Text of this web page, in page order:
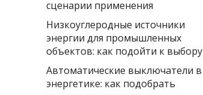
сценарии применения
Низкоуглеродные источники
энергии для промышленных
объектов: как подойти к выбору
Автоматические выключатели в
энергетике: как подобрать